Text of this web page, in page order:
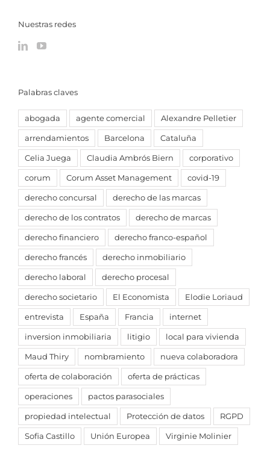
Nuestras redes
Palabras claves
abogada agente comercial Alexandre Pelletier
arrendamientos Barcelona Cataluña
Celia Juega Claudia Ambrós Biern corporativo
corum Corum Asset Management covid-19
derecho concursal derecho de las marcas
derecho de los contratos derecho de marcas
derecho financiero derecho franco-español
derecho francés derecho inmobiliario
derecho laboral derecho procesal
derecho societario El Economista Elodie Loriaud
entrevista España Francia internet
inversion inmobiliaria litigio local para vivienda
Maud Thiry nombramiento nueva colaboradora
oferta de colaboración oferta de prácticas
operaciones pactos parasociales
propiedad intelectual Protección de datos RGPD
Sofia Castillo Unión Europea Virginie Molinier